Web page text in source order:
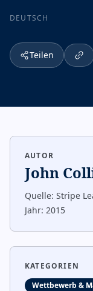
DEUTSCH
Teilen
AUTOR
John
Quelle: Stripe
Jahr: 2015
KATEGORIEN
Wettbewerb &